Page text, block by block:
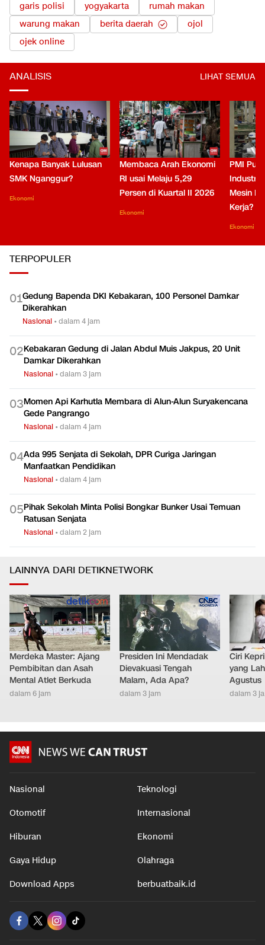
garis polisi yogyakarta
rumah makan
warung makan
berita daerah
ojol
ojek online
ANALISIS LIHAT SEMUA
Kenapa Banyak Lulusan
SMK Nganggur?
Ekonomi
Membaca Arah Ekonomi
RI usai Melaju 5,29
Persen di Kuartal II 2026
Ekonomi
PMI
Industri
Mesin
Kerja?
Ekonomi
TERPOPULER
01Gedung Bapenda DKI Kebakaran, 100 Personel Damkar
Dikerahkan
Nasional •dalam 4 jam
02Kebakaran Gedung di Jalan Abdul Muis Jakpus, 20 Unit
Damkar Dikerahkan
Nasional •dalam 3 jam
03Momen Api Karhutla Membara di Alun-Alun Suryakencana
Gede Pangrango
Nasional •dalam 4 jam
04Ada 995 Senjata di Sekolah, DPR Curiga Jaringan
Manfaatkan Pendidikan
Nasional •dalam 4 jam
05Pihak Sekolah Minta Polisi Bongkar Bunker Usai Temuan
Ratusan Senjata
Nasional •dalam 2 jam
LAINNYA DARI DETIKNETWORK
Merdeka Master: Ajang
Pembibitan dan Asah
Mental Atlet Berkuda
dalam 6 jam
Presiden Ini Mendadak
Dievakuasi Tengah
Malam, Ada Apa?
dalam 3 jam
Ciri
yang
Agustus
dalam 3
Nasional Teknologi
Otomotif Internasional
Hiburan Ekonomi
Gaya Hidup Olahraga
Download Apps berbuatbaik.id